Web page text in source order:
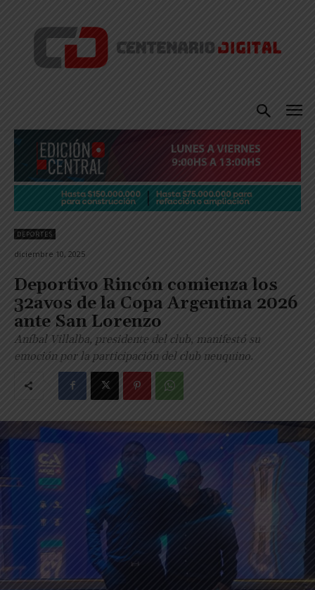
DEPORTES
diciembre 10, 2025
Deportivo Rincón comienza los
32avos de la Copa Argentina 2026
ante San Lorenzo
Aníbal Villalba, presidente del club, manifestó su
emoción por la participación del club neuquino.